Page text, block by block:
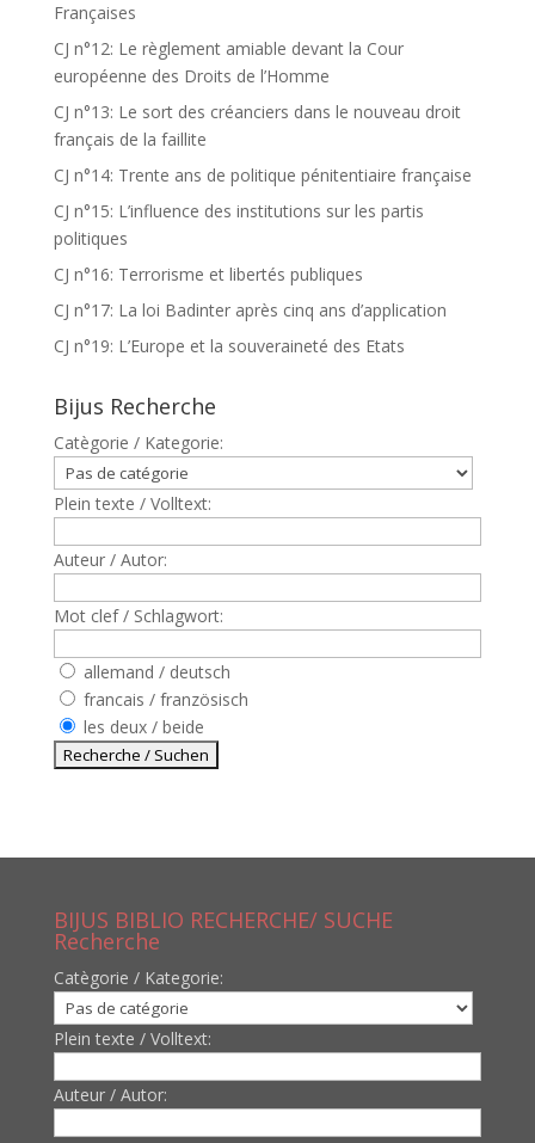
Françaises
CJ n°12: Le règlement amiable devant la Cour
européenne des Droits de l’Homme
CJ n°13: Le sort des créanciers dans le nouveau droit
français de la faillite
CJ n°14: Trente ans de politique pénitentiaire française
CJ n°15: L’influence des institutions sur les partis
politiques
CJ n°16: Terrorisme et libertés publiques
CJ n°17: La loi Badinter après cinq ans d’application
CJ n°19: L’Europe et la souveraineté des Etats
Bijus Recherche
Catègorie / Kategorie:
Plein texte / Volltext:
Auteur / Autor:
Mot clef / Schlagwort:
allemand / deutsch
francais / französisch
les deux / beide
BIJUS BIBLIO RECHERCHE/ SUCHE
Recherche
Catègorie / Kategorie:
Plein texte / Volltext:
Auteur / Autor: